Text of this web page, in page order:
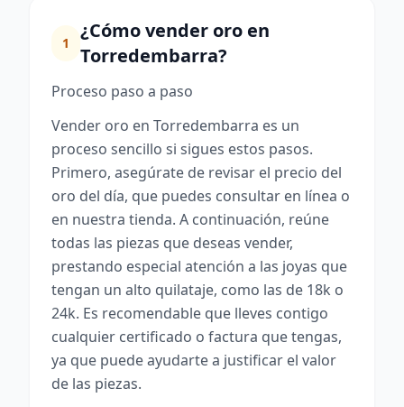
1
¿Cómo vender oro en
Torredembarra?
Proceso paso a paso
Vender oro en Torredembarra es un
proceso sencillo si sigues estos pasos.
Primero, asegúrate de revisar el precio del
oro del día, que puedes consultar en línea o
en nuestra tienda. A continuación, reúne
todas las piezas que deseas vender,
prestando especial atención a las joyas que
tengan un alto quilataje, como las de 18k o
24k. Es recomendable que lleves contigo
cualquier certificado o factura que tengas,
ya que puede ayudarte a justificar el valor
de las piezas.